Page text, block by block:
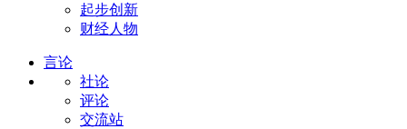
起步创新
财经人物
言论
社论
评论
交流站